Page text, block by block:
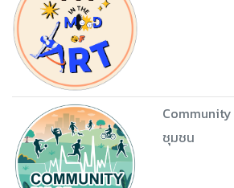
ชุมชน